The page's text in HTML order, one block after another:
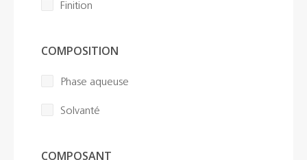
Finition
COMPOSITION
Phase aqueuse
Solvanté
COMPOSANT